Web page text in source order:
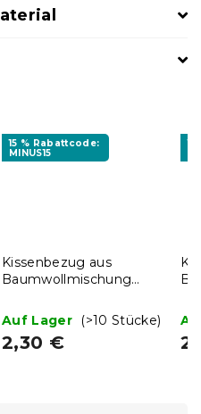
15 % Rabattcode:
MINUS15
Kissenbezug aus
Baumwollmischung
cm, bunt
Auf Lager (>10 Stücke)
2,30 €